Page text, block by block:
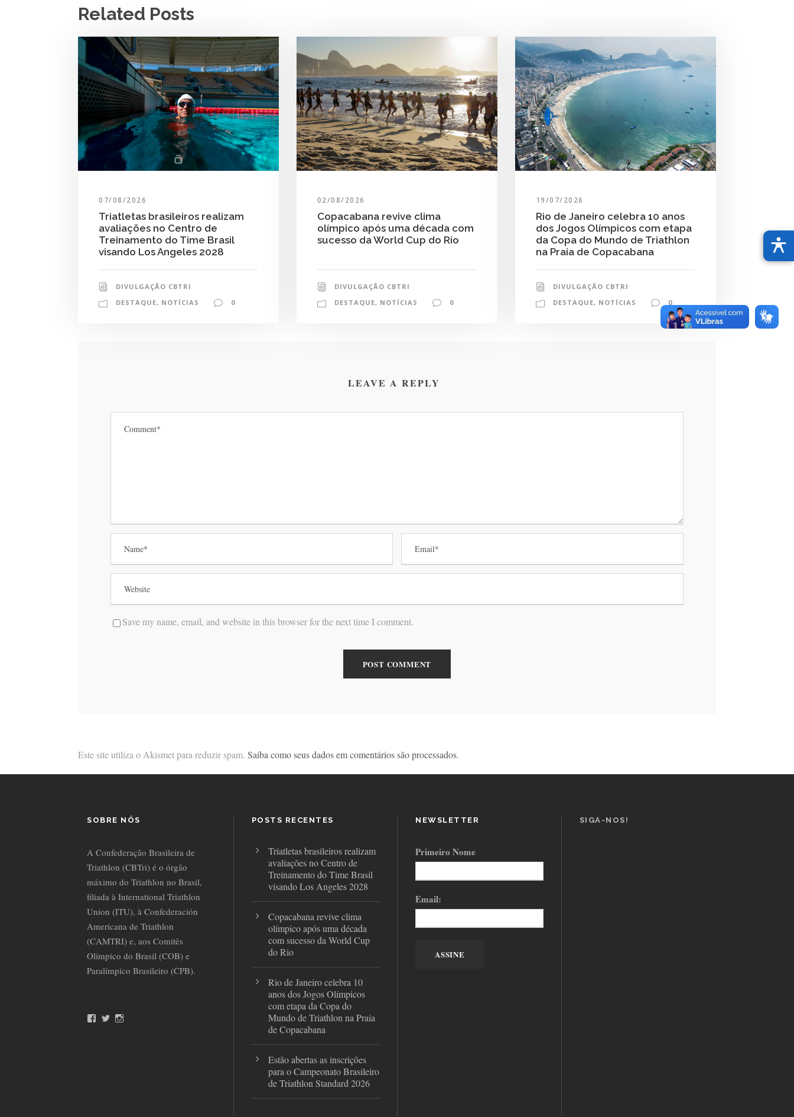
Related Posts
07/08/2026
Triatletas brasileiros realizam
avaliações no Centro de
Treinamento do Time Brasil
visando Los Angeles 2028
DIVULGAÇÃO CBTRI
DESTAQUE, NOTÍCIAS 0
02/08/2026
Copacabana revive clima
olímpico após uma década com
sucesso da World Cup do Rio
DIVULGAÇÃO CBTRI
DESTAQUE, NOTÍCIAS 0
19/07/2026
Rio de Janeiro celebra 10 anos
dos Jogos Olímpicos com etapa
da Copa do Mundo de Triathlon
na Praia de Copacabana
DIVULGAÇÃO CBTRI
DESTAQUE, NOTÍCIAS 0
LEAVE A REPLY
Save my name, email, and website in this browser for the next time I comment.
Este site utiliza o Akismet para reduzir spam. Saiba como seus dados em comentários são processados.
SOBRE NÓS
A Confederação Brasileira de
Triathlon (CBTri) é o órgão
máximo do Triathlon no Brasil,
filiada à International Triathlon
Union (ITU), à Confederación
Americana de Triathlon
(CAMTRI) e, aos Comitês
Olímpico do Brasil (COB) e
Paralímpico Brasileiro (CPB).
T
POSTS RECENTES
Triatletas brasileiros realizam
avaliações no Centro de
Treinamento do Time Brasil
visando Los Angeles 2028
Copacabana revive clima
olímpico após uma década
com sucesso da World Cup
do Rio
Rio de Janeiro celebra 10
anos dos Jogos Olímpicos
com etapa da Copa do
Mundo de Triathlon na Praia
de Copacabana
Estão abertas as inscrições
para o Campeonato Brasileiro
de Triathlon Standard 2026
NEWSLETTER
Primeiro Nome
Email:
SIGA-NOS!